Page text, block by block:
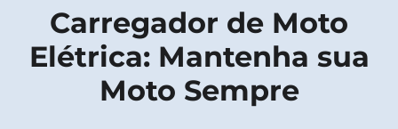
Carregador de Moto
Elétrica: Mantenha sua
Moto Sempre